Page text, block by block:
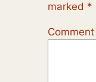
marked *
Comment